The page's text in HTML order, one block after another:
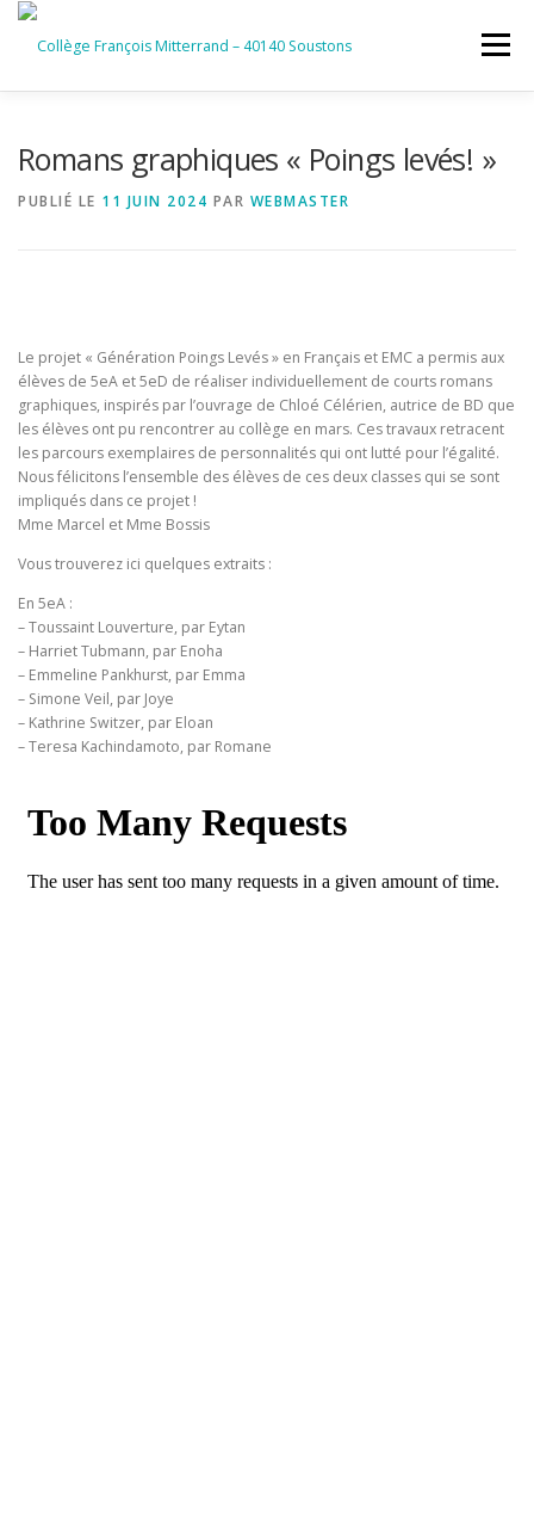
Aller
contenu
Menu
Romans graphiques « Poings levés! »
PUBLIÉ LE 11 JUIN 2024 PAR WEBMASTER
Le projet « Génération Poings Levés » en Français et EMC a permis aux
élèves de 5eA et 5eD de réaliser individuellement de courts romans
graphiques, inspirés par l’ouvrage de Chloé Célérien, autrice de BD que
les élèves ont pu rencontrer au collège en mars. Ces travaux retracent
les parcours exemplaires de personnalités qui ont lutté pour l’égalité.
Nous félicitons l’ensemble des élèves de ces deux classes qui se sont
impliqués dans ce projet !
Mme Marcel et Mme Bossis
Vous trouverez ici quelques extraits :
En 5eA :
– Toussaint Louverture, par Eytan
– Harriet Tubmann, par Enoha
– Emmeline Pankhurst, par Emma
– Simone Veil, par Joye
– Kathrine Switzer, par Eloan
– Teresa Kachindamoto, par Romane